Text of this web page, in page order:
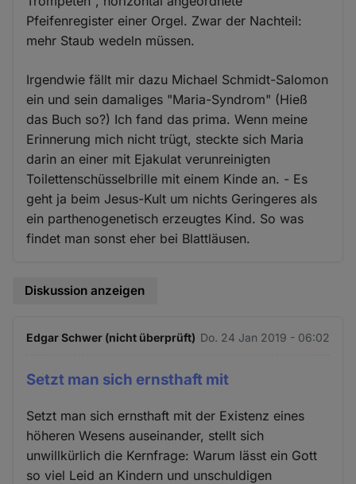
Pfeifenregister einer Orgel. Zwar der Nachteil:
mehr Staub wedeln müssen.
Irgendwie fällt mir dazu Michael Schmidt-Salomon
ein und sein damaliges "Maria-Syndrom" (Hieß
das Buch so?) Ich fand das prima. Wenn meine
Erinnerung mich nicht trügt, steckte sich Maria
darin an einer mit Ejakulat verunreinigten
Toilettenschüsselbrille mit einem Kinde an. - Es
geht ja beim Jesus-Kult um nichts Geringeres als
ein parthenogenetisch erzeugtes Kind. So was
findet man sonst eher bei Blattläusen.
Diskussion anzeigen
Edgar Schwer (nicht überprüft) Do. 24 Jan 2019 - 06:02
Setzt man sich ernsthaft mit
Setzt man sich ernsthaft mit der Existenz eines
höheren Wesens auseinander, stellt sich
unwillkürlich die Kernfrage: Warum lässt ein Gott
so viel Leid an Kindern und unschuldigen